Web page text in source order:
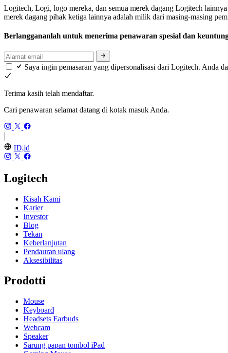
Logitech, Logi, logo mereka, dan semua merek dagang Logitech
merek dagang pihak ketiga lainnya adalah milik dari masing-masing
Berlanggananlah untuk menerima penawaran spesial dan
Saya ingin pemasaran yang dipersonalisasi dari Logitech. Anda
Terima kasih telah mendaftar.
Cari penawaran selamat datang di kotak masuk Anda.
ID,id
Logitech
Kisah Kami
Karier
Investor
Blog
Tekan
Keberlanjutan
Pendauran ulang
Aksesibilitas
Prodotti
Mouse
Keyboard
Headsets Earbuds
Webcam
Speaker
Sarung papan tombol iPad